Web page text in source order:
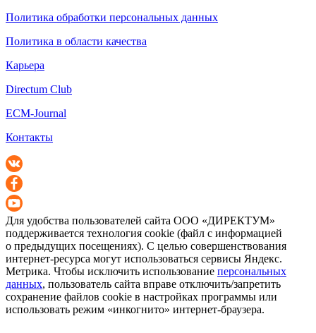
Политика обработки персональных данных
Политика в области качества
Карьера
Directum Club
ECM-Journal
Контакты
Для удобства пользователей сайта ООО «ДИРЕКТУМ»
поддерживается технология cookie (файл с информацией
о предыдущих посещениях). С целью совершенствования
интернет-ресурса могут использоваться сервисы Яндекс.
Метрика. Чтобы исключить использование персональных
данных, пользователь сайта вправе отключить/запретить
сохранение файлов cookie в настройках программы или
использовать режим «инкогнито» интернет-браузера.